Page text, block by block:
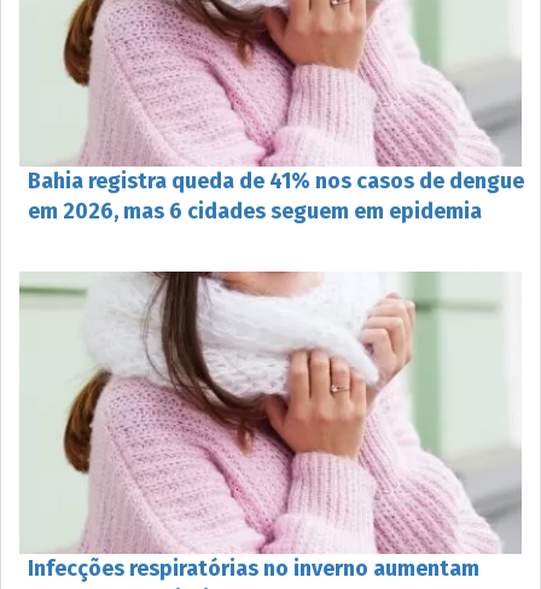
Bahia registra queda de 41% nos casos de dengue
em 2026, mas 6 cidades seguem em epidemia
Infecções respiratórias no inverno aumentam